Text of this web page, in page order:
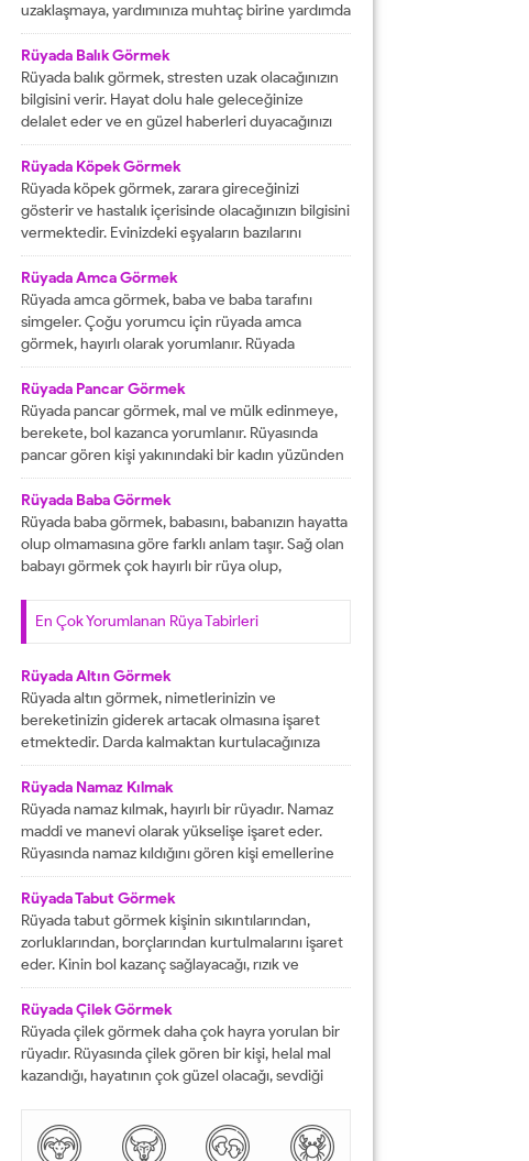
uzaklaşmaya, yardımınıza muhtaç birine yardımda
bulunmaya işarettir. Rüyada örümcekler görmek
yani çok sayıda örümcekler görülmesi kısa
zamanda haneye gelecek bolluk ve berekete,
aile içinden birine gelecek paraya tabir edilir.
Rüyada evde örümcek görmek, düşmanı
tarafından kötülüğe uğramaya, sıkıntılar içine...
Rüyada Balık Görmek
Rüyada balık görmek, stresten uzak olacağınızın
bilgisini verir. Hayat dolu hale geleceğinize
delalet eder ve en güzel haberleri duyacağınızı
göstermektedir. Büyük bir mutluluğa
ulaşacağınıza delalet eder ve kısmetlerinizin
artacak olmasına işaret etmektedir. İşlerinizin
yolunda gideceğini gösterirken, ömür boyu
sürecek olan konforlu bir hayatın varlığına delalet
eder. Ağız tadınızı bozan faktörleri...
Rüyada Köpek Görmek
Rüyada köpek görmek, zarara gireceğinizi
gösterir ve hastalık içerisinde olacağınızın bilgisini
vermektedir. Evinizdeki eşyaların bazılarını
kaybedeceğinize delalet etmektedir. Kuvvetsiz
bir durumun içerisinde kalacağınızın ve rahatsızlık
içerisinde olacağınızın haberini vermektedir.
Bereketsiz dönemlerin içerisinde olacağınızın
bilgisini verir ve kendinizi başarısız
hissedeceğinize işaret olacaktır. Diğer yandan ise
fesatlık yapacak olan kişilerden dolayı başınızın...
Rüyada Amca Görmek
Rüyada amca görmek, baba ve baba tarafını
simgeler. Çoğu yorumcu için rüyada amca
görmek, hayırlı olarak yorumlanır. Rüyada
amcasını gören kişi, kısa süre içerisinde
sorunlarını çözüp, huzura kavuşacak demektir.
Eğer bu rüyayı gören kişinin sağlık sıkıntıları varsa,
bunlar çözüme ulaşacak olarak yorumlanır. İşsiz
olan kişinin bu rüyayı görmesi hayırlı iş
bulacağını...
Rüyada Pancar Görmek
Rüyada pancar görmek, mal ve mülk edinmeye,
berekete, bol kazanca yorumlanır. Rüyasında
pancar gören kişi yakınındaki bir kadın yüzünden
dara düşebilir, acı haber alabilir, başına gelecek
belaya, üzüntüye ve kedere tabir edilebilir. Bekar
birisi rüyasında pancar görürse, yakın zamanda
nişanlanır yada evlenir. Evli birisinin gördüğü
pancar rüyası, eşiyle kavgaya yada ayrılığa...
Rüyada Baba Görmek
Rüyada baba görmek, babasını, babanızın hayatta
olup olmamasına göre farklı anlam taşır. Sağ olan
babayı görmek çok hayırlı bir rüya olup,
hayat veren veren en değerli varlıklar, kişinin
vefat etmiş ise ihtiyacı olanlara yardım etmesi
gerektiğini...
En Çok Yorumlanan Rüya Tabirleri
Rüyada Altın Görmek
Rüyada altın görmek, nimetlerinizin ve
bereketinizin giderek artacak olmasına işaret
etmektedir. Darda kalmaktan kurtulacağınıza
delalet eder ve engelleri yok edeceğinizi
göstermektedir. İyi bir hayata sahip olmanızın
önündeki tüm pürüzlerin yok olacağını işaret
etmektedir. Emeklerinizin heba olmayacağını
gösteren rüyalardan birisi şeklinde
aktarılmaktadır. Rüyada altın bileklik görmek,
Başarılarınızın giderek artacak olmasına delalet
etmektedir....
Rüyada Namaz Kılmak
Rüyada namaz kılmak, hayırlı bir rüyadır. Namaz
maddi ve manevi olarak yükselişe işaret eder.
Rüyasında namaz kıldığını gören kişi emellerine
tez zamanda ulaşır. Namaz, rüya da olsa kişinin
maneviyatının güçleneceğini ve Allah tarafından
sevilen bir kişi olduğunu gösterir. Rüyalarımızda
gördüklerimiz çoğunlukla gerçek hayatla birebir
örtüşmezler. Rüyalarımızda...
Rüyada Tabut Görmek
Rüyada tabut görmek kişinin sıkıntılarından,
zorluklarından, borçlarından kurtulmalarını işaret
eder. Kinin bol kazanç sağlayacağı, rızık ve
mülkiyet anlamına gelir. Rüya sırasında tabut
görmek aynı zaman da kişinin bahtının ve
şansının kapanmış olduğunu ifade eder. Rüyada
tabut görmek aynı zamanda kişinin yol hazırlığına
gireceği anlamına gelir....
Rüyada Çilek Görmek
Rüyada çilek görmek daha çok hayra yorulan bir
rüyadır. Rüyasında çilek gören bir kişi, helal mal
kazandığı, hayatının çok güzel olacağı, sevdiği
çilek, çoğunlukla aşkı ve tutkuyu da delalet eder.